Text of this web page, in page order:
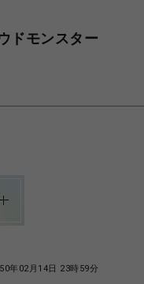
ドモンスター
年02月14日 23時59分